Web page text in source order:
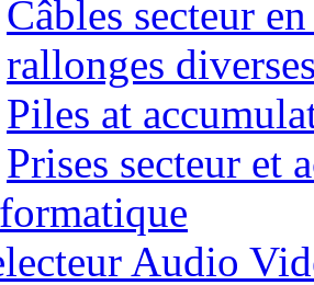
Câbles secteur
rallonges
Piles at
Prises secteur et
Audio